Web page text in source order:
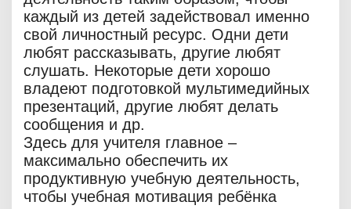
каждый из детей задействовал именно
свой личностный ресурс. Одни дети
любят рассказывать, другие любят
слушать. Некоторые дети хорошо
владеют подготовкой мультимедийных
презентаций, другие любят делать
сообщения и др.
Здесь для учителя главное –
максимально обеспечить их
продуктивную учебную деятельность,
чтобы учебная мотивация ребёнка